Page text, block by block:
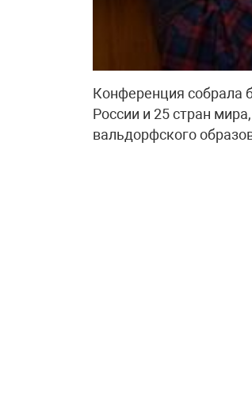
Конференция собрала
России и 25 стран
вальдорфского